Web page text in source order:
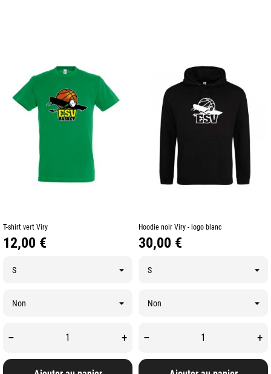
T-shirt vert Viry
Prix
12,00 €
– +
Hoodie noir Viry - logo blanc
Prix
30,00 €
– +